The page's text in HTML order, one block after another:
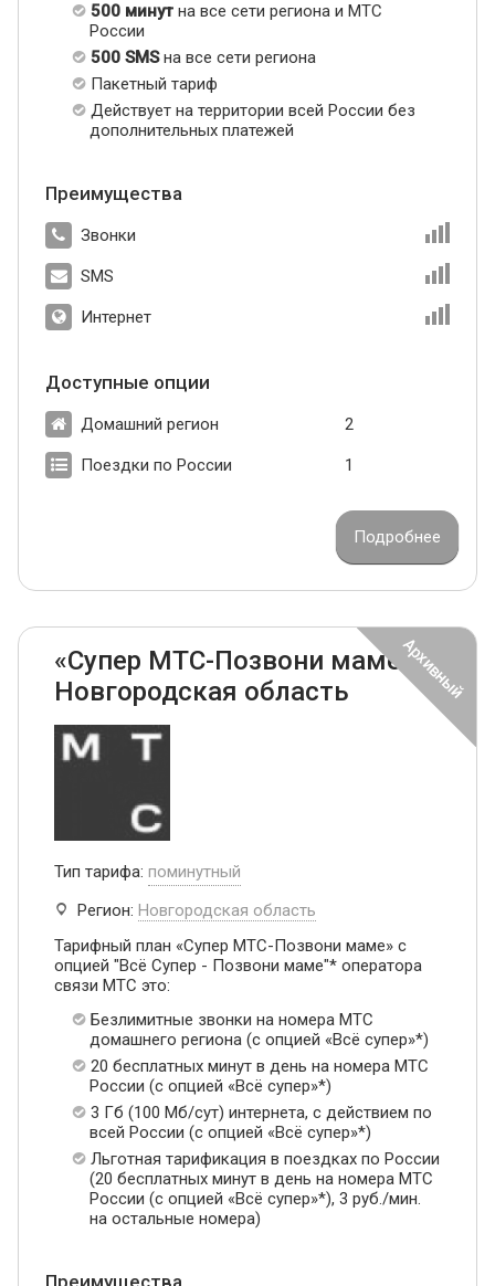
500 минут на все сети региона и МТС
России
500 SMSна все сети региона
Пакетный тариф
Действует на территории всей России без
дополнительных платежей
Преимущества
Звонки
SMS
Интернет
Доступные опции
Домашний регион 2
Поездки по России 1
Подробнее
«Супер МТС-Позвони маме»
Новгородская область
Тип тарифа: поминутный
Регион: Новгородская область
Тарифный план «Супер МТС-Позвони маме» с
опцией "Всё Супер - Позвони маме"* оператора
связи МТС это:
Безлимитные звонки на номера МТС
домашнего региона (с опцией «Всё супер»*)
20 бесплатных минут в день на номера МТС
России (с опцией «Всё супер»*)
3 Гб (100 Мб/сут) интернета, с действием по
всей России (с опцией «Всё супер»*)
Льготная тарификация в поездках по России
(20 бесплатных минут в день на номера МТС
России (с опцией «Всё супер»*), 3 руб./мин.
на остальные номера)